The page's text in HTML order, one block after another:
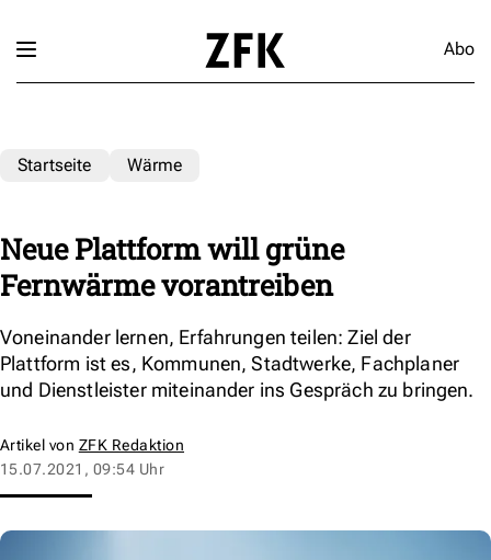
Abo
Startseite Wärme
Neue Plattform will grüne
Fernwärme vorantreiben
Voneinander lernen, Erfahrungen teilen: Ziel der
Plattform ist es, Kommunen, Stadtwerke, Fachplaner
und Dienstleister miteinander ins Gespräch zu bringen.
Artikel von ZFK Redaktion
15.07.2021, 09:54 Uhr